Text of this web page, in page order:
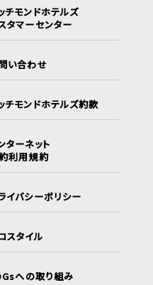
チモンドホテルズ
タマーセンター
い合わせ
チモンドホテルズ約款
ターネット
利用規約
イバシーポリシー
スタイル
への取り組み